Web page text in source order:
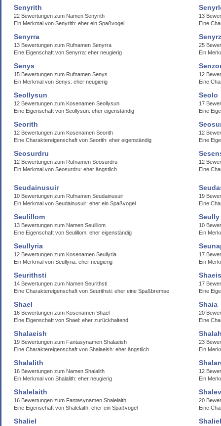
Senyrith
22 Bewertungen zum Namen Senyrith
Ein Merkmal von Senyrith: eher ein Spaßvogel
13
Eine
Senyrra
13 Bewertungen zum Rufnamen Senyrra
Eine Eigenschaft von Senyrra: eher neugierig
25
Ein
Senys
15 Bewertungen zum Rufnamen Senys
Ein Merkmal von Senys: eher neugierig
12
Eine
Seollysun
12 Bewertungen zum Kosenamen Seollysun
Eine Eigenschaft von Seollysun: eher eigenständig
Seolo
17
Eine
Seorith
12 Bewertungen zum Kosenamen Seorith
Eine Charaktereigenschaft von Seorith: eher eigenständig
12
Eine
Seosurdru
12 Bewertungen zum Rufnamen Seosurdru
Ein Merkmal von Seosurdru: eher ängstlich
12
Eine
Seudainusuir
10 Bewertungen zum Rufnamen Seudainusuir
Ein Merkmal von Seudainusuir: eher ein Spaßvogel
19
Eine
Seulillom
13 Bewertungen zum Namen Seulillom
Eine Eigenschaft von Seulillom: eher eigenständig
Seully
10
Ein
Seullyria
12 Bewertungen zum Kosenamen Seullyria
Ein Merkmal von Seullyria: eher neugierig
17
Ein
Seurithsti
14 Bewertungen zum Namen Seurithsti
Eine Charaktereigenschaft von Seurithsti: eher eine Spaßbremse
17
Eine
Shael
16 Bewertungen zum Kosenamen Shael
Eine Eigenschaft von Shael: eher zurückhaltend
Shaia
20
Eine
Shalaeish
19 Bewertungen zum Fantasynamen Shalaeish
Eine Charaktereigenschaft von Shalaeish: eher ängstlich
23
Ein
Shalalith
16 Bewertungen zum Namen Shalalith
Ein Merkmal von Shalalith: eher neugierig
12
Ein
Shalelaith
16 Bewertungen zum Fantasynamen Shalelaith
Eine Eigenschaft von Shalelaith: eher ein Spaßvogel
20
Eine
Shaliel